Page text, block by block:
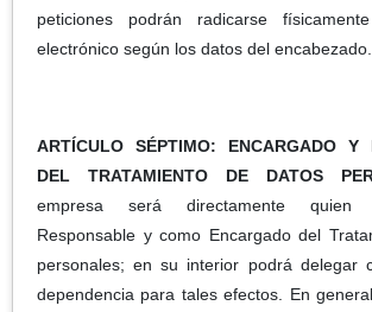
peticiones podrán radicarse
electrónico según los datos del encabezado.
ARTÍCULO SÉPTIMO: ENCARGADO Y
DEL TRATAMIENTO DE DATOS
empresa será directamente quien
Responsable y como Encargado del
personales; en su interior podrá delegar
dependencia para tales efectos. En